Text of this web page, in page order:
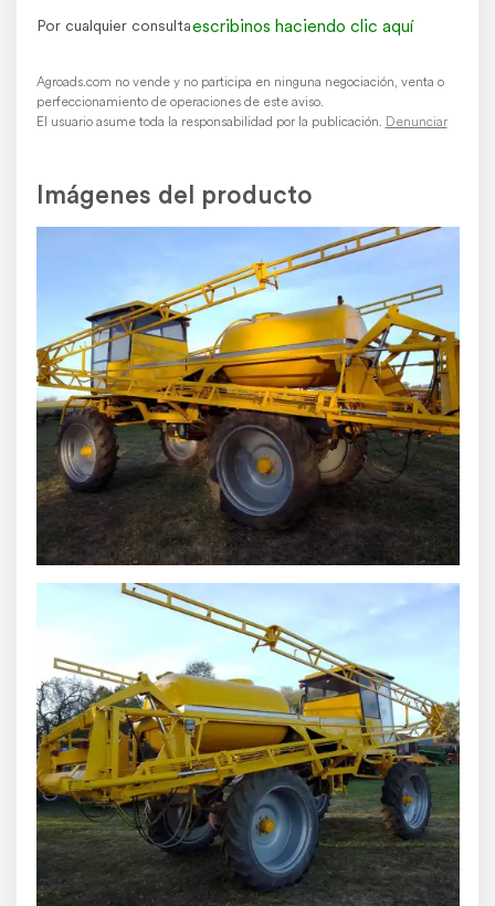
Por cualquier consultaescribinos haciendo clic aquí
Agroads.com no vende y no participa en ninguna negociación, venta o
perfeccionamiento de operaciones de este aviso.
El usuario asume toda la responsabilidad por la publicación. Denunciar
Imágenes del producto